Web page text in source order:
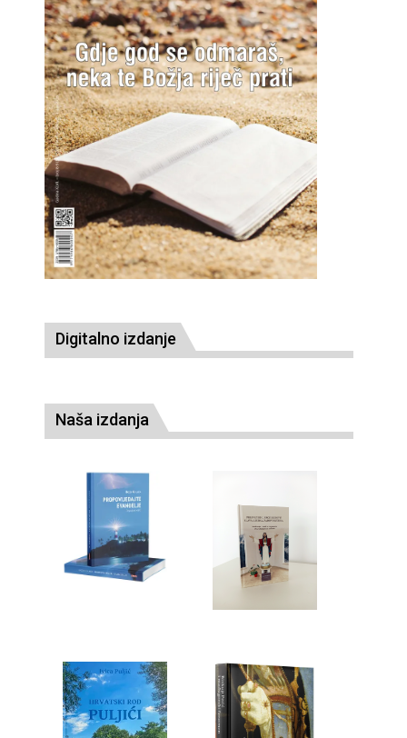
Digitalno izdanje
Naša izdanja